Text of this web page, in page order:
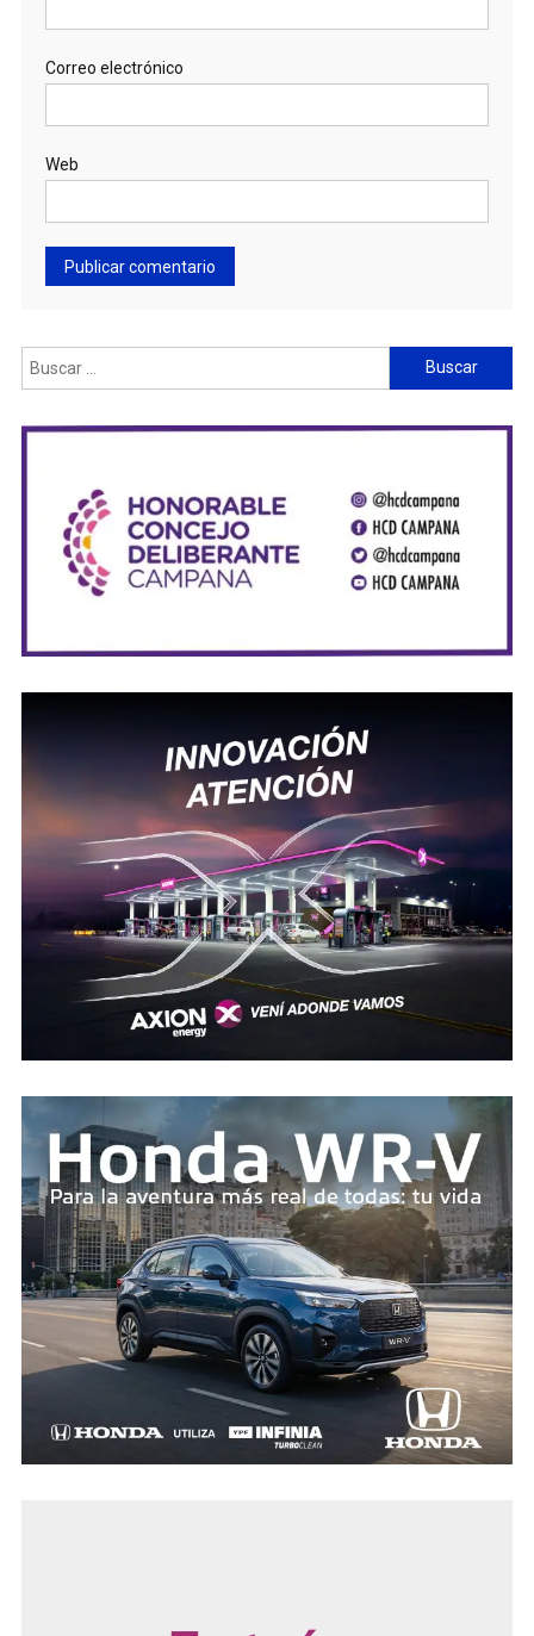
Correo electrónico
Web
Buscar: